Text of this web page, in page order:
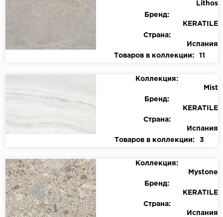
Lithos
Бренд:
KERATILE
Страна:
Испания
Товаров в коллекции:
11
Коллекция:
Mist
Бренд:
KERATILE
Страна:
Испания
Товаров в коллекции:
3
Коллекция:
Mystone
Бренд:
KERATILE
Страна:
Испания